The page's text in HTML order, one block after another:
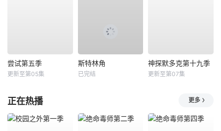
尝试第五季
更新至第05集
斯特林角
已完结
神探默多克第十九季
更新至第07集
正在热播 更多